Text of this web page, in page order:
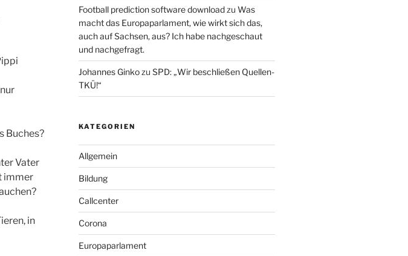
Buches?
Vater
immer
in
Football prediction software downloadzu Was
macht das Europaparlament, wie wirkt sich das,
auch auf Sachsen, aus? Ich habe nachgeschaut
und nachgefragt.
Johannes Ginkozu SPD: „Wir beschließen Quellen-
TKÜ!“
KATEGORIEN
Allgemein
Bildung
Callcenter
Corona
Europaparlament